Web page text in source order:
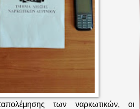
των ναρκωτικών, οι